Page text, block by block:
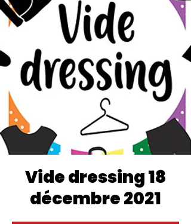
Vide dressing 18
décembre 2021